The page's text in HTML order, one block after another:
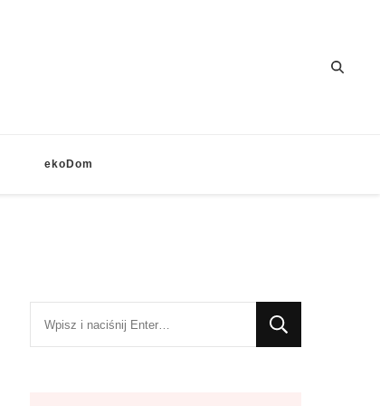
ekoDom